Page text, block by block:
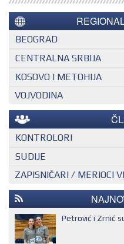
BEOGRAD
CENTRALNA SRBIJA
KOSOVO I METOHIJA
VOJVODINA
KONTROLORI
MEĐUNARODNI
NACIONALNI
REGIONALNI
SUDIJE
EHF SUDIJA
IHF SUDIJA
MLADI EVROPSKI SUDIJA
NACIONALNI SUDIJA
ZAPISNIČARI / MERIOCI
Petrović i Zrnić